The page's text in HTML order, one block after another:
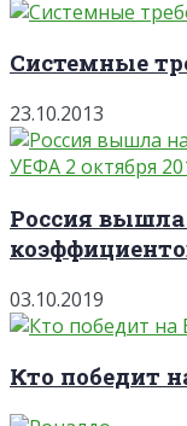
Системные
23.10.2013
Россия вышла
03.10.2019
Кто победит